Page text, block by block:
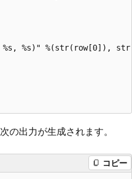
%s)" %(str(row[0]),
の出力が生成されます。
コピー